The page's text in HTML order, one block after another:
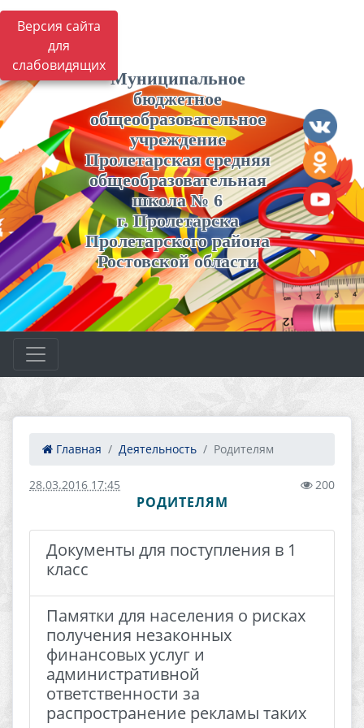
Версия сайта
для
слабовидящих
Муниципальное
бюджетное
общеобразовательное
учреждение
Пролетарская средняя
общеобразовательная
школа № 6
г. Пролетарска
Пролетарского района
Ростовской области
Главная Деятельность Родителям
28.03.2016 17:45 200
РОДИТЕЛЯМ
Документы для поступления в 1
класс
Памятки для населения о рисках
получения незаконных
финансовых услуг и
административной
ответственности за
распространение рекламы таких